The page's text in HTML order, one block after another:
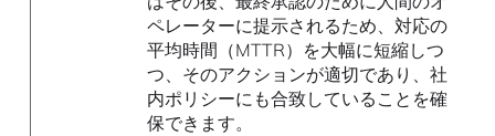
ペレーターに提示されるため、対応の
平均時間（MTTR）を大幅に短縮しつ
つ、そのアクションが適切であり、社
内ポリシーにも合致していることを確
保できます。